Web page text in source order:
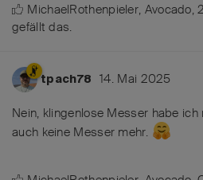
MichaelRothenpieler, Avocado,
gefällt das.
tpach78 14. Mai 2025
Nein, klingenlose Messer habe
auch keine Messer mehr.